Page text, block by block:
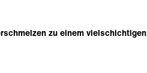
zu einem vielschichtigen